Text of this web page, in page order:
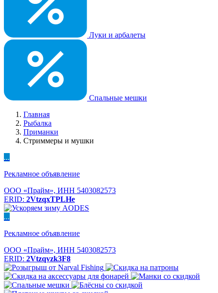
Луки и арбалеты
Спальные мешки
Главная
Рыбалка
Приманки
Стриммеры и мушки
...
Рекламное объявление
ООО «Прайм», ИНН 5403082573
ERID: 2VtzqxTPLHe
...
Рекламное объявление
ООО «Прайм», ИНН 5403082573
ERID: 2Vtzqvzk3F8